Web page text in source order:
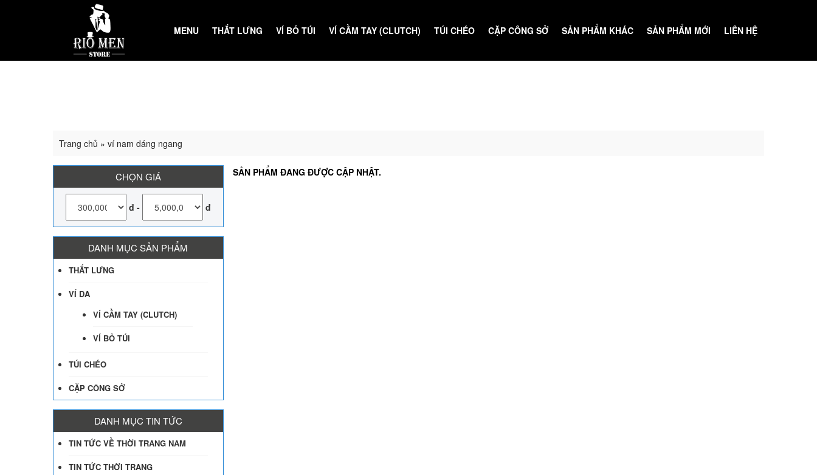
MENU THẮT LƯNG VÍ BỎ TÚI VÍ CẦM TAY (CLUTCH) TÚI CHÉO CẶP CÔNG SỞ SẢN PHẨM KHÁC SẢN PHẨM MỚI LIÊN HỆ
Trang chủ » ví nam dáng ngang
SẢN PHẨM ĐANG ĐƯỢC CẬP NHẬT.
CHỌN GIÁ
đ - đ
DANH MỤC SẢN PHẨM
THẮT LƯNG
VÍ DA
VÍ CẦM TAY (CLUTCH)
VÍ BỎ TÚI
TÚI CHÉO
CẶP CÔNG SỞ
DANH MỤC TIN TỨC
TIN TỨC VỀ THỜI TRANG NAM
TIN TỨC THỜI TRANG